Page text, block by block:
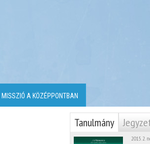
MISSZIÓ A KÖZÉPPONTBAN
Tanulmány
2015. 2.